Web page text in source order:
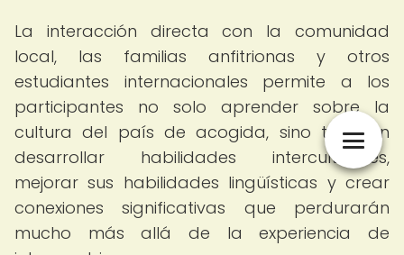
La interacción directa con la comunidad
local, las familias anfitrionas y otros
estudiantes internacionales permite a los
participantes no solo aprender sobre la
cultura del país de acogida, sino también
desarrollar habilidades interculturales,
mejorar sus habilidades lingüísticas y crear
conexiones significativas que perdurarán
mucho más allá de la experiencia de